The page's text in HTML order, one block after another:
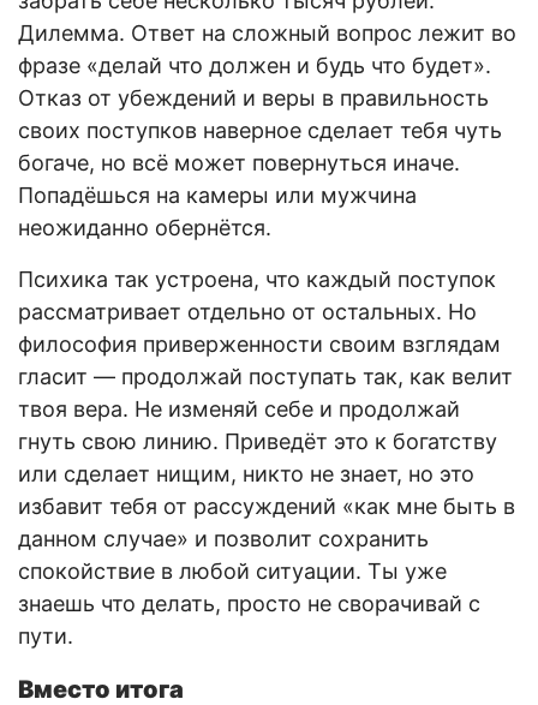
Дилемма. Ответ на сложный вопрос лежит во
фразе «делай что должен и будь что будет».
Отказ от убеждений и веры в правильность
своих поступков наверное сделает тебя чуть
богаче, но всё может повернуться иначе.
Попадёшься на камеры или мужчина
неожиданно обернётся.
Психика так устроена, что каждый поступок
рассматривает отдельно от остальных. Но
философия приверженности своим взглядам
гласит — продолжай поступать так, как велит
твоя вера. Не изменяй себе и продолжай
гнуть свою линию. Приведёт это к богатству
или сделает нищим, никто не знает, но это
избавит тебя от рассуждений «как мне быть в
данном случае» и позволит сохранить
спокойствие в любой ситуации. Ты уже
знаешь что делать, просто не сворачивай с
пути.
Вместо итога